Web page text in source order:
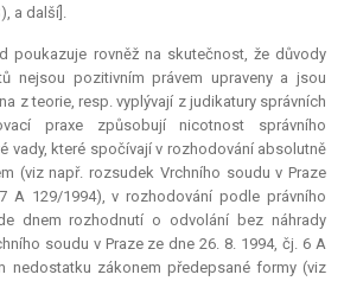
a další].
poukazuje rovněž na skutečnost, že důvody
nejsou pozitivním právem upraveny a jsou
z teorie, resp. vyplývají z judikatury správních
praxe způsobují nicotnost správního
vady, které spočívají v rozhodování absolutně
(viz např. rozsudek Vrchního soudu v Praze
A 129/1994), v rozhodování podle právního
dnem rozhodnutí o odvolání bez náhrady
soudu v Praze ze dne 26. 8. 1994, čj. 6 A
nedostatku zákonem předepsané formy (viz